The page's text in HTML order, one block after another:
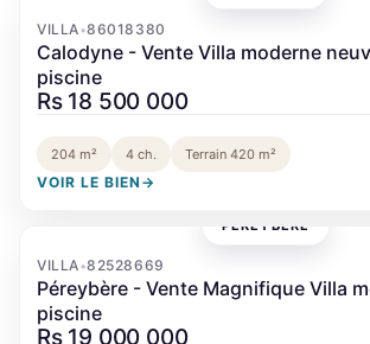
VILLA•86018380
Calodyne - Vente Villa moderne
piscine
Rs 18 500 000
204 m² 4 ch. Terrain 420 m²
VOIR LE BIEN →
PEREYBÈRE
VILLA•82528669
Péreybère - Vente Magnifique Villa
piscine
Rs 19 000 000